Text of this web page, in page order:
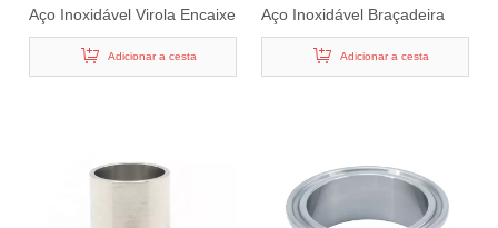
Aço Inoxidável Virola Encaixe
de Tubo
Adicionar a cesta
Aço Inoxidável Braçadeira
Virola
Adicionar a cesta